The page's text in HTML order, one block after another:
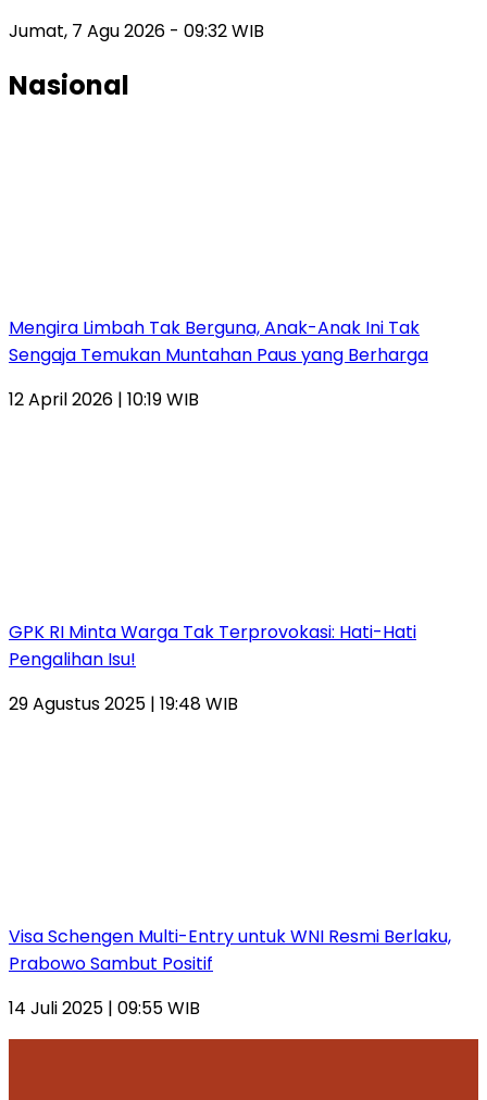
Jumat, 7 Agu 2026 - 09:32 WIB
Nasional
Mengira Limbah Tak Berguna, Anak-Anak Ini Tak
Sengaja Temukan Muntahan Paus yang Berharga
12 April 2026 | 10:19 WIB
GPK RI Minta Warga Tak Terprovokasi: Hati-Hati
Pengalihan Isu!
29 Agustus 2025 | 19:48 WIB
Visa Schengen Multi-Entry untuk WNI Resmi Berlaku,
Prabowo Sambut Positif
14 Juli 2025 | 09:55 WIB